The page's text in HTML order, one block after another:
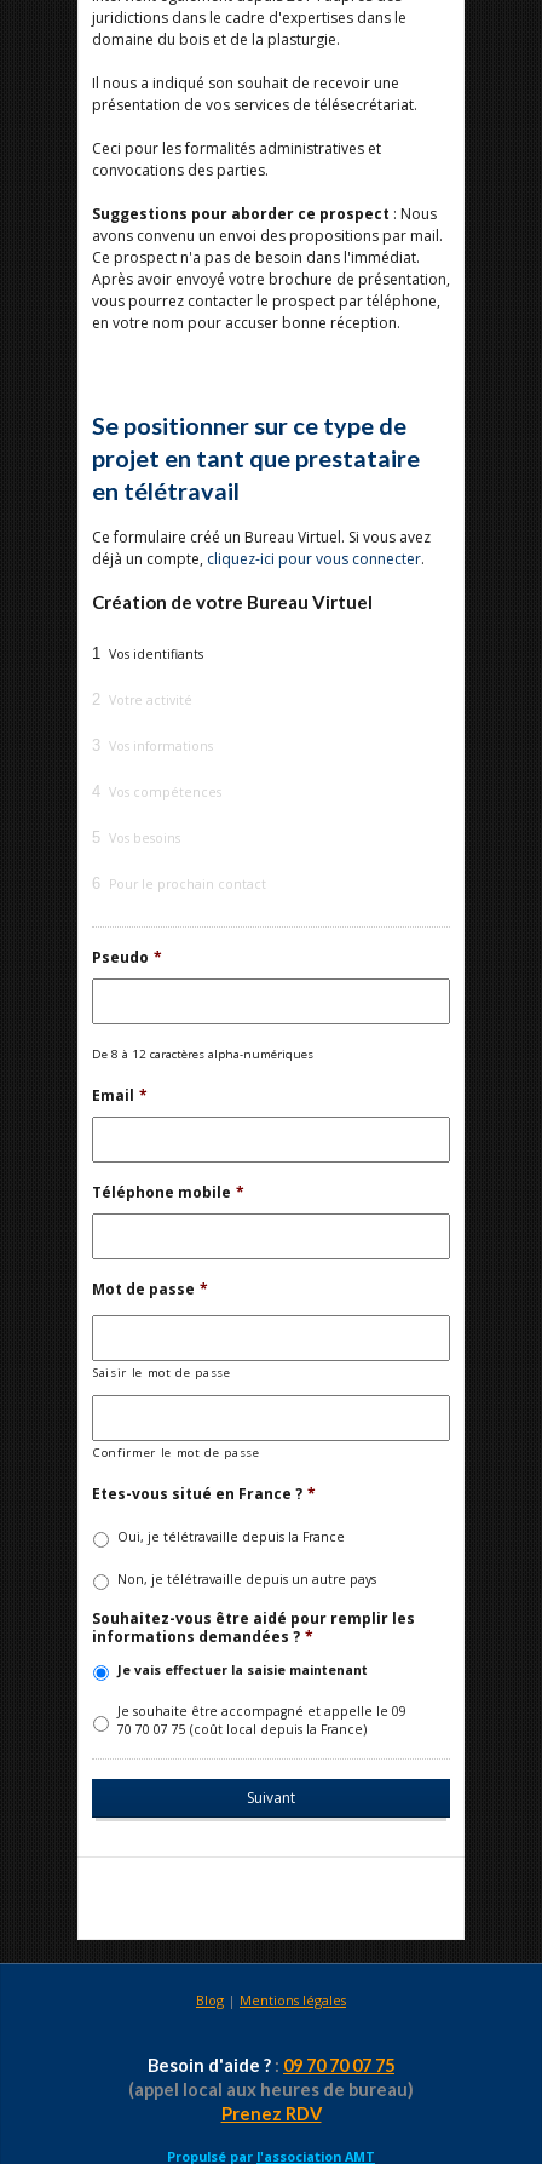
juridictions dans le cadre d'expertises dans le
domaine du bois et de la plasturgie.
Il nous a indiqué son souhait de recevoir une
présentation de vos services de télésecrétariat.
Ceci pour les formalités administratives et
convocations des parties.
Suggestions pour aborder ce prospect : Nous
avons convenu un envoi des propositions par mail.
Ce prospect n'a pas de besoin dans l'immédiat.
Après avoir envoyé votre brochure de présentation,
vous pourrez contacter le prospect par téléphone,
en votre nom pour accuser bonne réception.
Se positionner sur ce type de
projet en tant que prestataire
en télétravail
Ce formulaire créé un Bureau Virtuel. Si vous avez
déjà un compte, cliquez-ici pour vous connecter.
Création de votre Bureau Virtuel
1 Vos identifiants
2 Votre activité
3 Vos informations
4 Vos compétences
5 Vos besoins
6 Pour le prochain contact
Pseudo *
De 8 à 12 caractères alpha-numériques
Email *
Téléphone mobile *
Mot de passe *
Saisir le mot de passe
Confirmer le mot de passe
Etes-vous situé en France ? *
Oui, je télétravaille depuis la France
Non, je télétravaille depuis un autre pays
Souhaitez-vous être aidé pour remplir les
informations demandées ? *
Je vais effectuer la saisie maintenant
Je souhaite être accompagné et appelle le 09
70 70 07 75 (coût local depuis la France)
Blog | Mentions légales
Besoin d'aide ? : 09 70 70 07 75
(appel local aux heures de bureau)
Prenez RDV
Propulsé par l'association AMT